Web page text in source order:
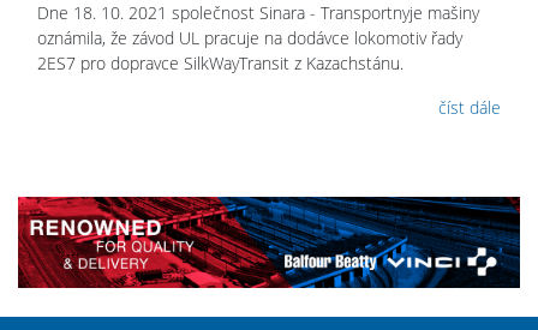
Dne 18. 10. 2021 společnost Sinara - Transportnyje mašiny
oznámila, že závod UL pracuje na dodávce lokomotiv řady
2ES7 pro dopravce SilkWayTransit z Kazachstánu.
číst dále